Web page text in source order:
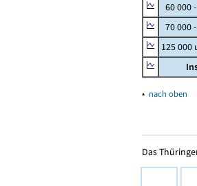
60 000
70 000
125
▴ nach oben
Das